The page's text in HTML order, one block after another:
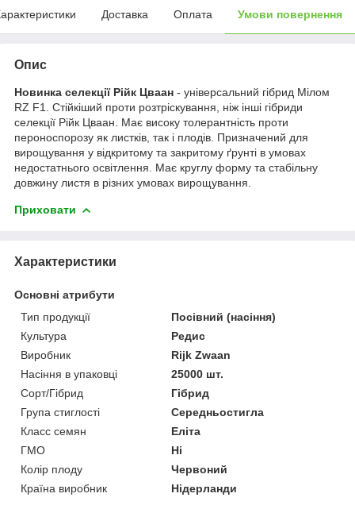
Доставка Оплата Умови повернення
Опис
Новинка селекції Рійк Цваан - універсальний гібрид Мілом
RZ F1. Стійкіший проти розтріскування, ніж інші гібриди
селекції Рійк Цваан. Має високу толерантність проти
пероноспорозу як листків, так і плодів. Призначений для
вирощування у відкритому та закритому ґрунті в умовах
недостатнього освітлення. Має круглу форму та стабільну
довжину листя в різних умовах вирощування.
Приховати
Характеристики
Основні атрибути
Тип продукції
Посівний (насіння)
Культура
Редис
Виробник
Rijk Zwaan
Насіння в упаковці
25000 шт.
Сорт/Гібрид
Гібрид
Група стиглості
Середньостигла
Класс семян
Еліта
ГМО
Ні
Колір плоду
Червоний
Країна виробник
Нідерланди